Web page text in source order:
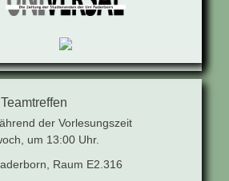
der Vorlesungszeit
um 13:00 Uhr.
Raum E2.316